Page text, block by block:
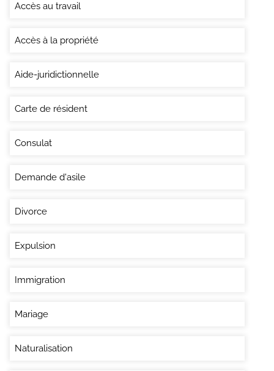
Accès au travail
Accès à la propriété
Aide-juridictionnelle
Carte de résident
Consulat
Demande d'asile
Divorce
Expulsion
Immigration
Mariage
Naturalisation